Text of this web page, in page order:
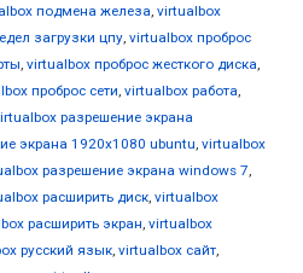
подмена железа, virtualbox
загрузки цпу, virtualbox проброс
, virtualbox проброс жесткого диска,
проброс сети, virtualbox работа,
разрешение экрана
экрана 1920x1080 ubuntu, virtualbox
разрешение экрана windows 7,
расширить диск, virtualbox
расширить экран, virtualbox
русский язык, virtualbox сайт,